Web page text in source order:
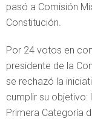
pasó a Comisión
Constitución.
Por 24 votos en
presidente de la
se rechazó la
cumplir su objetivo:
Primera Categoría